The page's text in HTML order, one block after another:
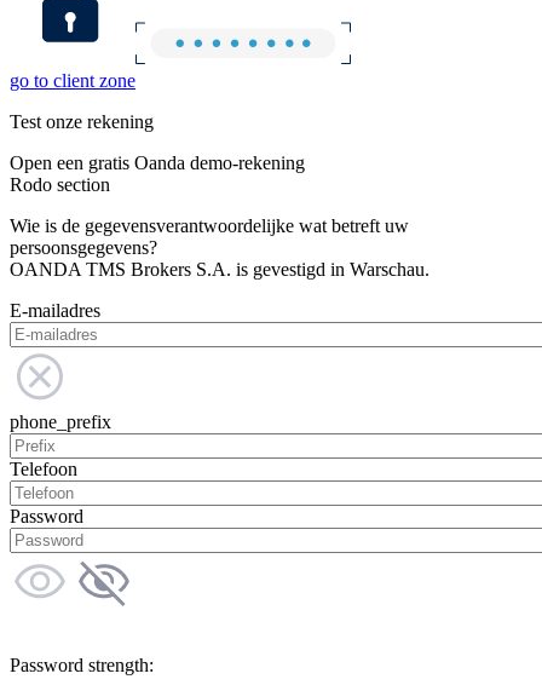
go to client zone
Test onze rekening
Open een gratis Oanda demo-rekening
Rodo section
Wie is de gegevensverantwoordelijke wat betreft uw
persoonsgegevens?
OANDA TMS Brokers S.A. is gevestigd in Warschau.
E-mailadres
phone_prefix
Telefoon
Password
Password strength: